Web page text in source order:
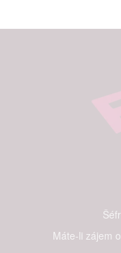
Máte-li zájem
Poskytování a